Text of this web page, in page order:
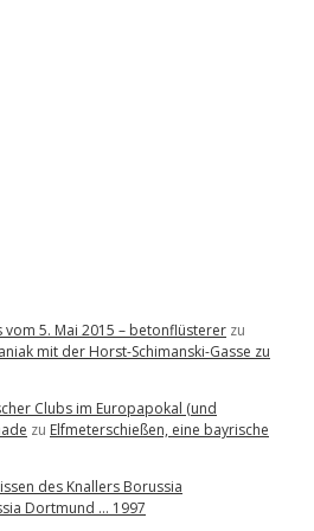
vom 5. Mai 2015 – betonflüsterer zu
mit der Horst-Schimanski-Gasse zu
Clubs im Europapokal (und
zu Elfmeterschießen, eine bayrische
des Knallers Borussia
Dortmund … 1997